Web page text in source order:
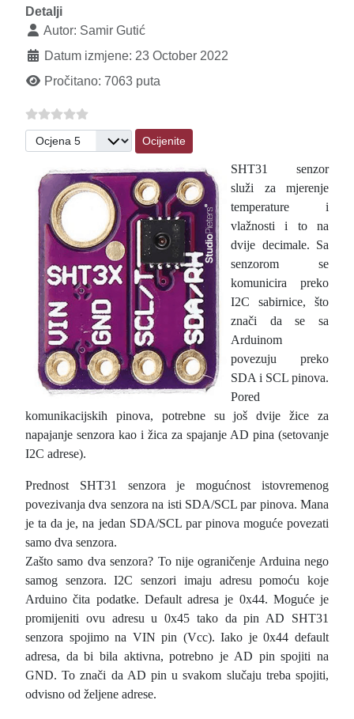
Detalji
Autor: Samir Gutić
Datum izmjene: 23 October 2022
Pročitano: 7063 puta
Molimo ocijenite
SHT31 senzor
služi za mjerenje
temperature i
vlažnosti i to na
dvije decimale. Sa
senzorom se
komunicira preko
I2C sabirnice, što
znači da se sa
Arduinom
povezuju preko
SDA i SCL pinova.
Pored
komunikacijskih pinova, potrebne su još dvije žice za
napajanje senzora kao i žica za spajanje AD pina (setovanje
I2C adrese).
Prednost SHT31 senzora je mogućnost istovremenog
povezivanja dva senzora na isti SDA/SCL par pinova. Mana
je ta da je, na jedan SDA/SCL par pinova moguće povezati
samo dva senzora.
Zašto samo dva senzora? To nije ograničenje Arduina nego
samog senzora. I2C senzori imaju adresu pomoću koje
Arduino čita podatke. Default adresa je 0x44. Moguće je
promijeniti ovu adresu u 0x45 tako da pin AD SHT31
senzora spojimo na VIN pin (Vcc). Iako je 0x44 default
adresa, da bi bila aktivna, potrebno je AD pin spojiti na
GND. To znači da AD pin u svakom slučaju treba spojiti,
odvisno od željene adrese.